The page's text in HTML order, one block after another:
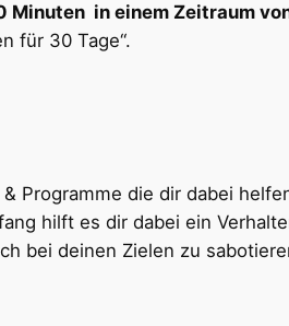
Minuten in einem Zeitraum
für 30 Tage“.
Programme die dir dabei
hilft es dir dabei ein
bei deinen Zielen zu